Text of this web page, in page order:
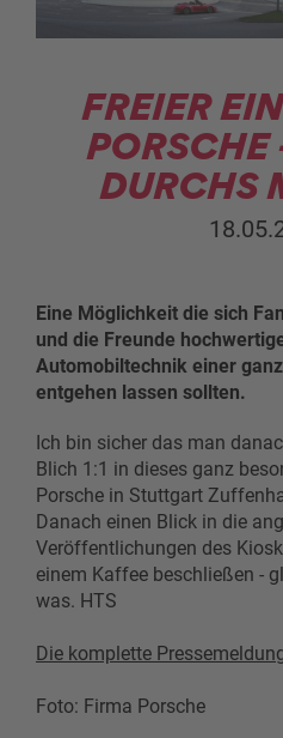
FREIER
PORSCHE
DURCHS
Eine Möglichkeit die sich
und die Freunde
Automobiltechnik einer
entgehen lassen sollten.
Ich bin sicher das man
Blich 1:1 in dieses ganz
Porsche in Stuttgart
Danach einen Blick in die
Veröffentlichungen des
einem Kaffee beschließen -
was. HTS
Die komplette
Foto: Firma Porsche